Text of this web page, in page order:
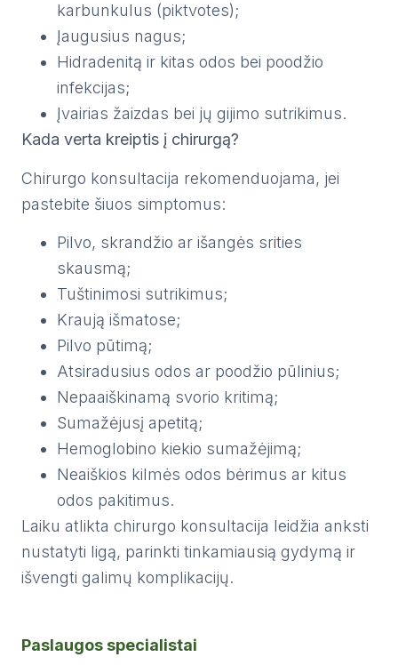
karbunkulus (piktvotes);
Įaugusius nagus;
Hidradenitą ir kitas odos bei poodžio
infekcijas;
Įvairias žaizdas bei jų gijimo sutrikimus.
Kada verta kreiptis į chirurgą?
Chirurgo konsultacija rekomenduojama, jei
pastebite šiuos simptomus:
Pilvo, skrandžio ar išangės srities
skausmą;
Tuštinimosi sutrikimus;
Kraują išmatose;
Pilvo pūtimą;
Atsiradusius odos ar poodžio pūlinius;
Nepaaiškinamą svorio kritimą;
Sumažėjusį apetitą;
Hemoglobino kiekio sumažėjimą;
Neaiškios kilmės odos bėrimus ar kitus
odos pakitimus.
Laiku atlikta chirurgo konsultacija leidžia anksti
nustatyti ligą, parinkti tinkamiausią gydymą ir
išvengti galimų komplikacijų.
Paslaugos specialistai